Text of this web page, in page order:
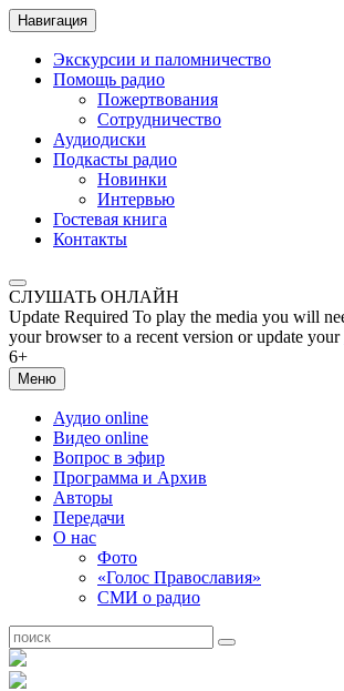
Навигация
Экскурсии и паломничество
Помощь радио
Пожертвования
Сотрудничество
Аудиодиски
Подкасты радио
Новинки
Интервью
Гостевая книга
Контакты
СЛУШАТЬ ОНЛАЙН
Update Required To play the media you will
your browser to a recent version or update your
6+
Меню
Аудио online
Видео online
Вопрос в эфир
Программа и Архив
Авторы
Передачи
О нас
Фото
«Голос Православия»
СМИ о радио